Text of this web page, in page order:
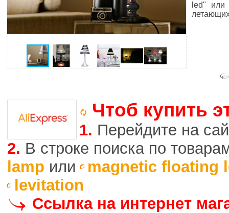
led" или
Чтоб купить
1. Перейдите на
2. В строке поиска по
lamp или
magnetic floating
levitation
Ссылка на интернет